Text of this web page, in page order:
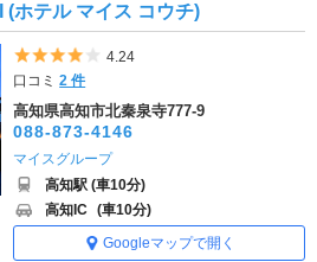
ホテル マイス コウチ)
5つ星のうち4
4.24
口コミ2 件
高知県高知市北秦泉寺777-9
088-873-4146
マイスグループ
高知駅 (車10分)
高知IC (車10分)
Googleマップで開く